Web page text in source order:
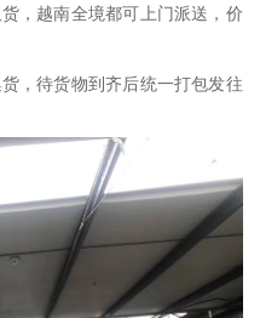
，越南全境都可上门派送，价
，待货物到齐后统一打包发往